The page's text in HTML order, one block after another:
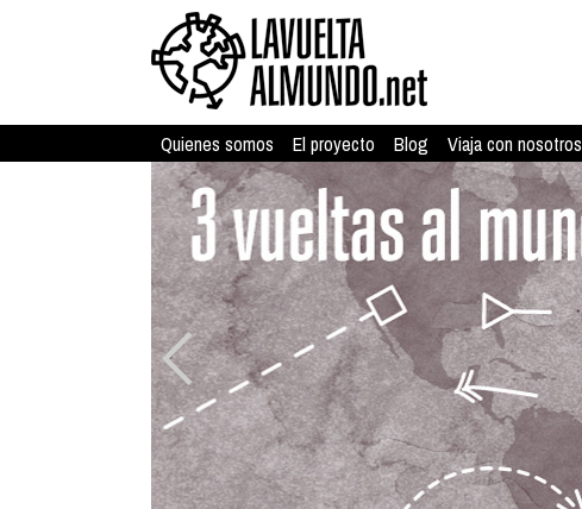
Quienes somos El proyecto Blog Viaja con nosotros